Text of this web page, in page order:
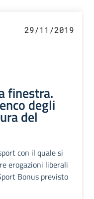
29/11/2019
finestra.
degli
del
con il quale si
erogazioni liberali
Bonus previsto